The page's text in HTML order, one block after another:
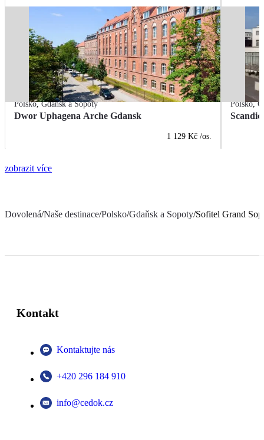
Polsko,Gdaňsk a Sopoty
Dwor Uphagena Arche Gdansk
1 129 Kč /os.
Polsko,
zobrazit více
Dovolená/Naše destinace/Polsko/Gdaňsk a Sopoty/Sofitel Grand
Kontakt
Kontaktujte nás
+420 296 184 910
info@cedok.cz